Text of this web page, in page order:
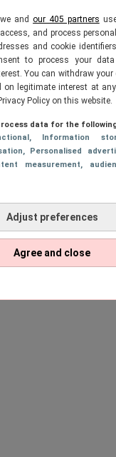
we andour 405 partners
and process
and cookie
to process your
You can withdraw
on legitimate interest at
Policy on this website.
data for the
, Information
, Personalised
measurement,
Adjust preferences
Agree and close